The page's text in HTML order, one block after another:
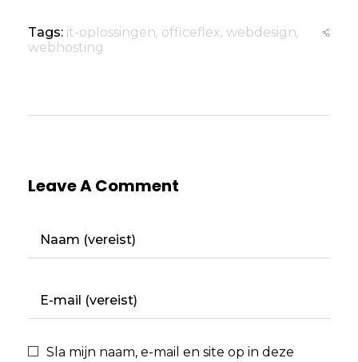
Tags: it-oplossingen, officeflex, webdesign,
webhosting
Leave A Comment
Sla mijn naam, e-mail en site op in deze